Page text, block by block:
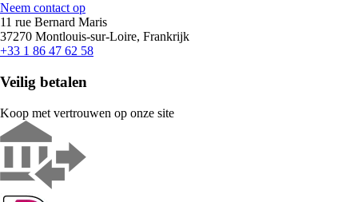
Neem contact op
11 rue Bernard Maris
37270 Montlouis-sur-Loire, Frankrijk
+33 1 86 47 62 58
Veilig betalen
Koop met vertrouwen op onze site